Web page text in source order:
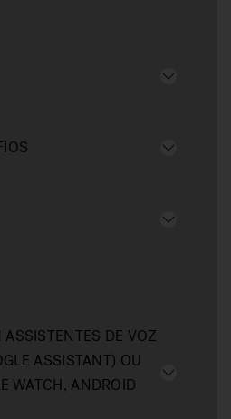
DE VOZ
ASSISTANT) OU
WATCH, ANDROID